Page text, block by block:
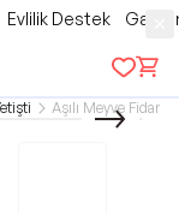
Evlilik Destek
Aşılı Meyve